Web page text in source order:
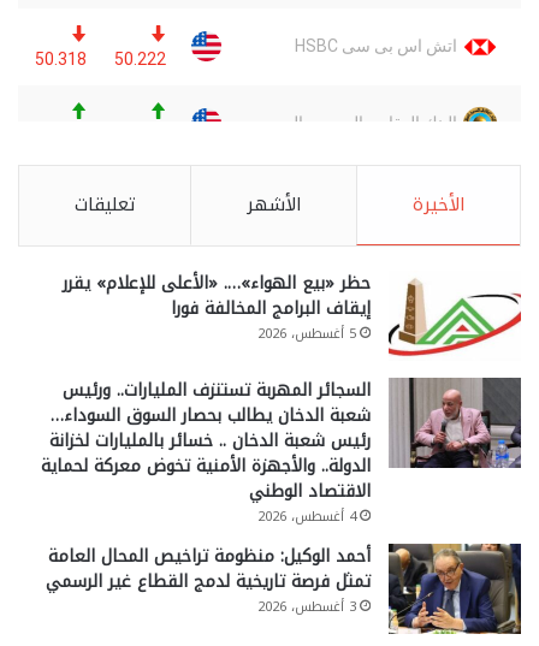
الأخيرة الأشهر تعليقات
حظر «بيع الهواء»…. «الأعلى للإعلام» يقرر
إيقاف البرامج المخالفة فورا
5 أغسطس، 2026
السجائر المهربة تستنزف المليارات.. ورئيس
شعبة الدخان يطالب بحصار السوق السوداء…
رئيس شعبة الدخان .. خسائر بالمليارات لخزانة
الدولة.. والأجهزة الأمنية تخوض معركة لحماية
الاقتصاد الوطني
4 أغسطس، 2026
أحمد الوكيل: منظومة تراخيص المحال العامة
تمثل فرصة تاريخية لدمج القطاع غير الرسمي
3 أغسطس، 2026